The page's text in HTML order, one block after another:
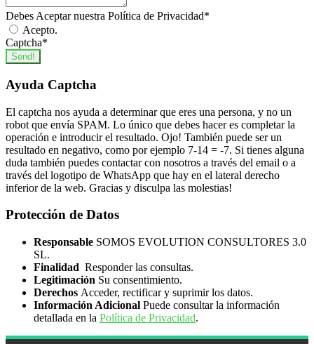
Debes Aceptar nuestra Política de Privacidad*
Acepto.
Captcha*
Send!
Ayuda Captcha
El captcha nos ayuda a determinar que eres una persona, y no un
robot que envía SPAM. Lo único que debes hacer es completar la
operación e introducir el resultado. Ojo! También puede ser un
resultado en negativo, como por ejemplo 7-14 = -7. Si tienes alguna
duda también puedes contactar con nosotros a través del email o a
través del logotipo de WhatsApp que hay en el lateral derecho
inferior de la web. Gracias y disculpa las molestias!
Protección de Datos
Responsable SOMOS EVOLUTION CONSULTORES 3.0
SL.
Finalidad Responder las consultas.
Legitimación Su consentimiento.
Derechos Acceder, rectificar y suprimir los datos.
Información Adicional Puede consultar la información
detallada en la Política de Privacidad.